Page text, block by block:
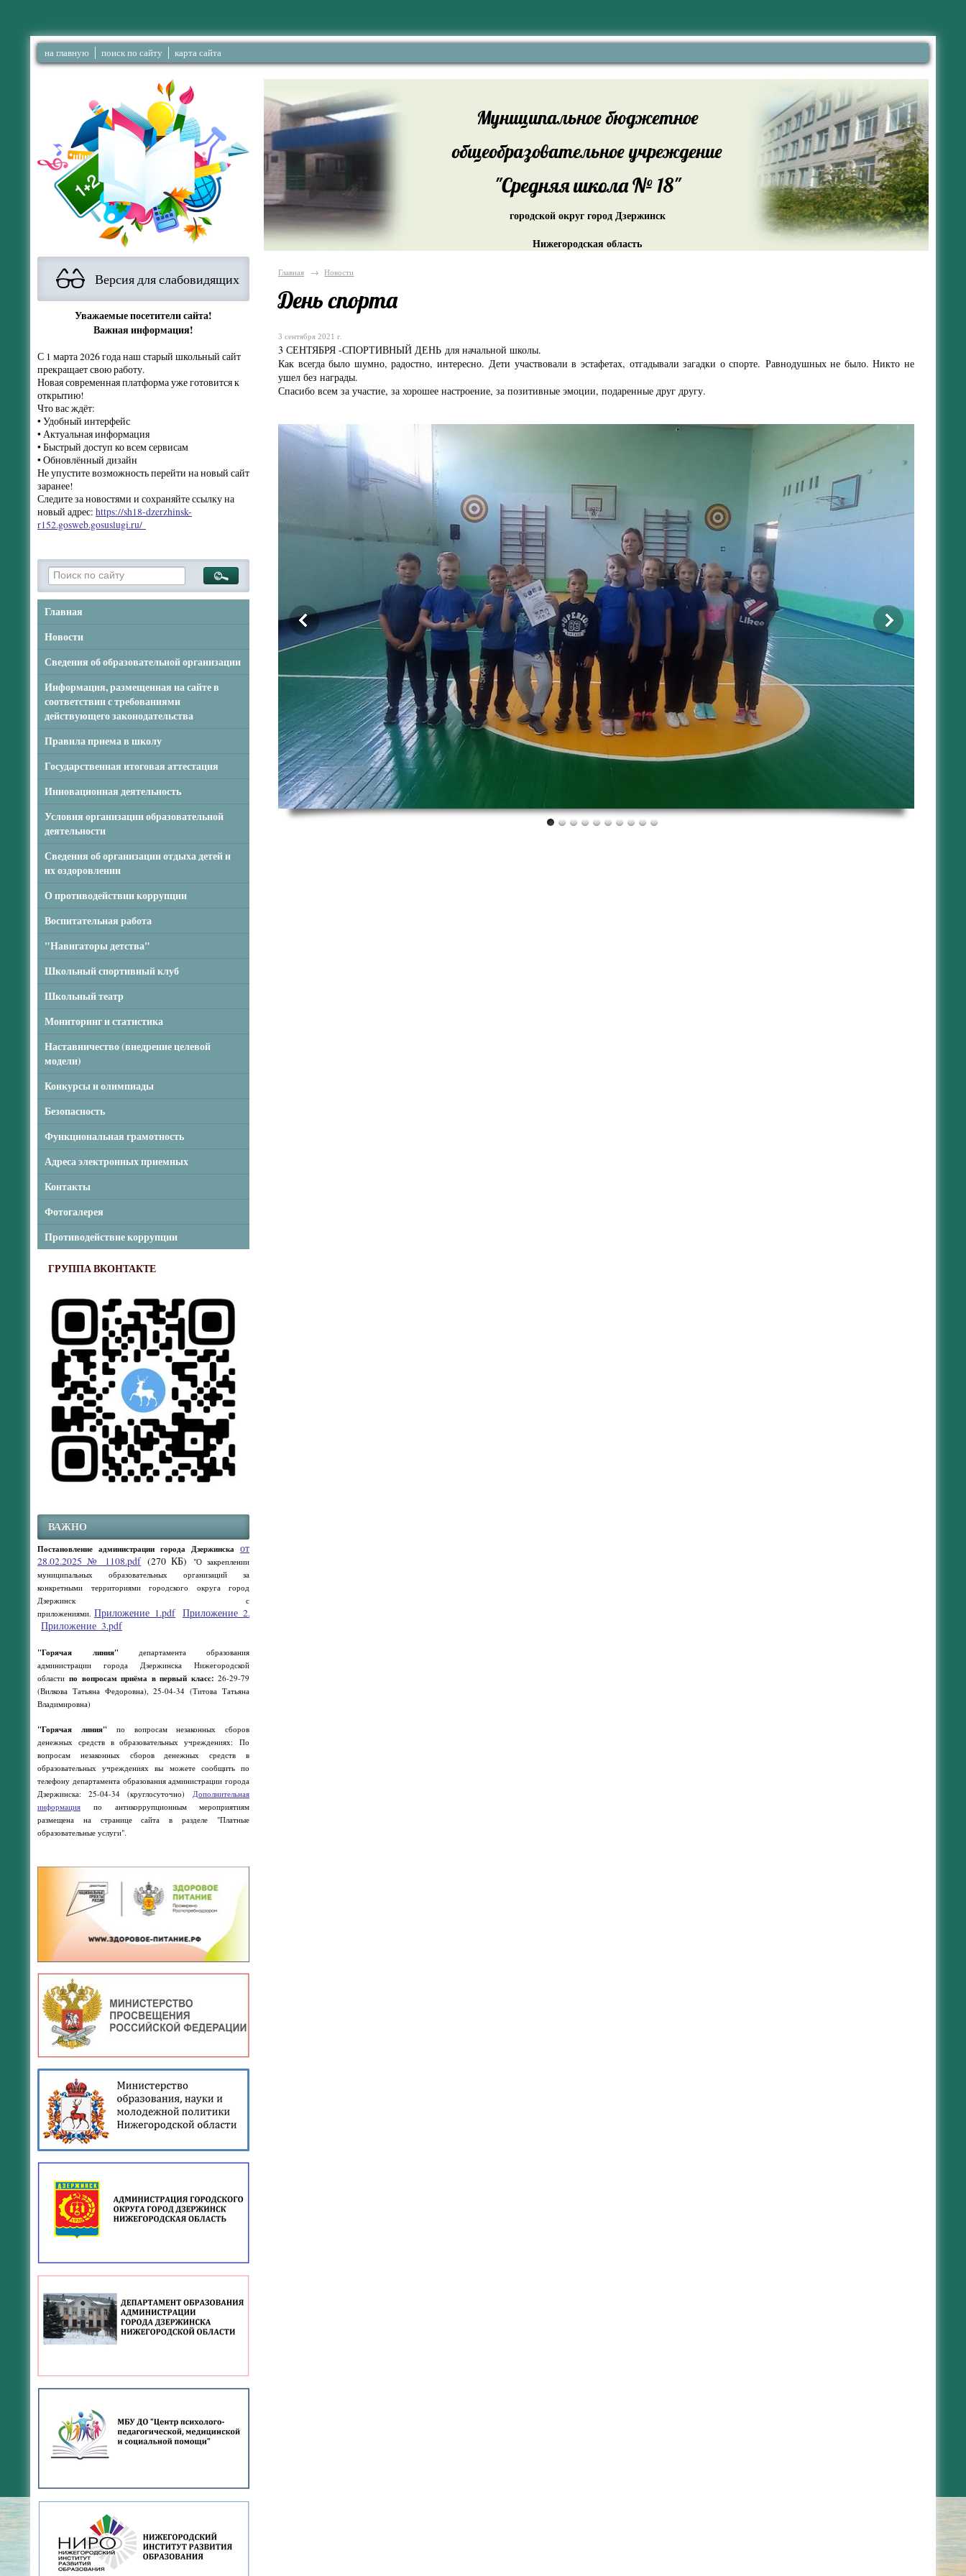
на главную поиск по сайту карта сайта
Версия для слабовидящих
Уважаемые посетители сайта!
Важная информация!
С 1 марта 2026 года наш старый школьный сайт
прекращает свою работу.
Новая современная платформа уже готовится к
открытию!
Что вас ждёт:
• Удобный интерфейс
• Актуальная информация
• Быстрый доступ ко всем сервисам
• Обновлённый дизайн
Не упустите возможность перейти на новый сайт
заранее!
Следите за новостями и сохраняйте ссылку на
новый адрес: https://sh18-dzerzhinsk-
r152.gosweb.gosuslugi.ru/
Главная
Новости
Сведения об образовательной организации
Информация, размещенная на сайте в
соответствии с требованиями
действующего законодательства
Правила приема в школу
Государственная итоговая аттестация
Инновационная деятельность
Условия организации образовательной
деятельности
Сведения об организации отдыха детей и
их оздоровлении
О противодействии коррупции
Воспитательная работа
"Навигаторы детства"
Школьный спортивный клуб
Школьный театр
Мониторинг и статистика
Наставничество (внедрение целевой
модели)
Конкурсы и олимпиады
Безопасность
Функциональная грамотность
Адреса электронных приемных
Контакты
Фотогалерея
Противодействие коррупции
ГРУППА ВКОНТАКТЕ
ВАЖНО
Постановление администрации города Дзержинска от
28.02.2025 № 1108.pdf(270 КБ) "О закреплении
муниципальных образовательных организаций за
конкретными территориями городского округа город
Дзержинск с
приложениями. Приложение_1.pdf Приложение_2.pdf
Приложение_3.pdf
"Горячая линия" департамента образования
администрации города Дзержинска Нижегородской
областипо вопросам приёма в первый класс: 26-29-79
(Вилкова Татьяна Федоровна), 25-04-34 (Титова Татьяна
Владимировна)
"Горячая линия"по вопросам незаконных сборов
денежных средств в образовательных учреждениях: По
вопросам незаконных сборов денежных средств в
образовательных учреждениях вы можете сообщить по
телефону департамента образования администрации города
Дзержинска: 25-04-34 (круглосуточно) Дополнительная
информация по антикоррупционным мероприятиям
размещена на странице сайта в разделе "Платные
образовательные услуги".
Муниципальное бюджетное
общеобразовательное учреждение
"Средняя школа № 18"
городской округ город Дзержинск
Нижегородская область
Главная → Новости
День спорта
3 сентября 2021 г.
3 СЕНТЯБРЯ -СПОРТИВНЫЙ ДЕНЬ для начальной школы.
Как всегда было шумно, радостно, интересно. Дети участвовали в эстафетах, отгадывали загадки о спорте. Равнодушных не было. Никто не
ушел без награды.
Спасибо всем за участие, за хорошее настроение, за позитивные эмоции, подаренные друг другу.